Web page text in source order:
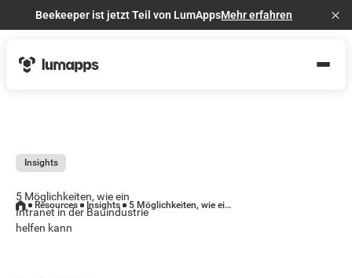
Beekeeper ist jetzt Teil von LumAppsMehr erfahren
Insights
5 Möglichkeiten, wie ein
Intranet in der Bauindustrie
helfen kann
Resources Insights 5 Möglichkeiten, wie ein Intranet in der Bauindustrie helfen kann